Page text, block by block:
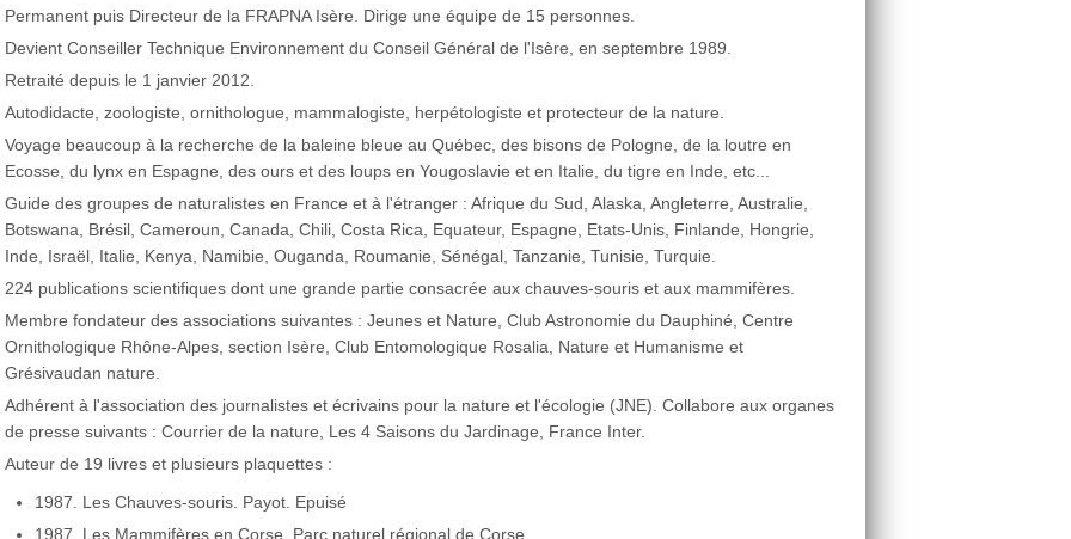
Permanent puis Directeur de la FRAPNA Isère. Dirige une équipe de 15 personnes.
Devient Conseiller Technique Environnement du Conseil Général de l'Isère, en septembre 1989.
Retraité depuis le 1 janvier 2012.
Autodidacte, zoologiste, ornithologue, mammalogiste, herpétologiste et protecteur de la nature.
Voyage beaucoup à la recherche de la baleine bleue au Québec, des bisons de Pologne, de la loutre en
Ecosse, du lynx en Espagne, des ours et des loups en Yougoslavie et en Italie, du tigre en Inde, etc...
Guide des groupes de naturalistes en France et à l'étranger : Afrique du Sud, Alaska, Angleterre, Australie,
Botswana, Brésil, Cameroun, Canada, Chili, Costa Rica, Equateur, Espagne, Etats-Unis, Finlande, Hongrie,
Inde, Israël, Italie, Kenya, Namibie, Ouganda, Roumanie, Sénégal, Tanzanie, Tunisie, Turquie.
224 publications scientifiques dont une grande partie consacrée aux chauves-souris et aux mammifères.
Membre fondateur des associations suivantes : Jeunes et Nature, Club Astronomie du Dauphiné, Centre
Ornithologique Rhône-Alpes, section Isère, Club Entomologique Rosalia, Nature et Humanisme et
Grésivaudan nature.
Adhérent à l'association des journalistes et écrivains pour la nature et l'écologie (JNE). Collabore aux organes
de presse suivants : Courrier de la nature, Les 4 Saisons du Jardinage, France Inter.
Auteur de 19 livres et plusieurs plaquettes :
1987. Les Chauves-souris. Payot. Epuisé
1987. Les Mammifères en Corse. Parc naturel régional de Corse.